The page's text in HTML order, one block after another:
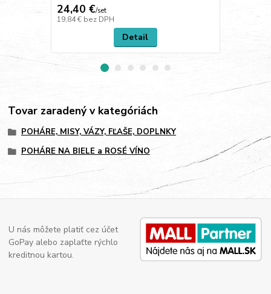
24,40 €/set
19,84 € bez DPH
Detail
bez
Tovar zaradený v kategóriách
POHÁRE, MISY, VÁZY, FĽAŠE, DOPLNKY
POHÁRE NA BIELE a ROSÉ VÍNO
U nás môžete platiť cez účet
GoPay alebo zaplaťte rýchlo
kreditnou kartou.